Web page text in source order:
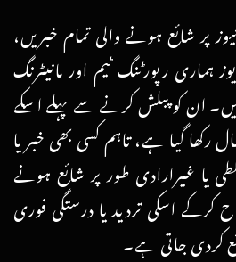
پر شائع ہونے والی تمام خبریں،
ہماری رپورٹنگ ٹیم اور مانیٹرنگ
ان کو پبلش کرنے سے پہلے اسکے
رکھا گیا ہے، تاہم کسی بھی خبر یا
یا غیرارادی طور پر شائع ہونے
کرکے اسکی تردید یا درستگی فوری
کردی جاتی ہے۔